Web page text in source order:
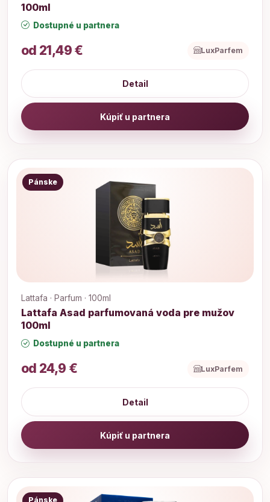
100ml
Dostupné u partnera
od 21,49 € LuxParfem
Detail
Kúpiť u partnera
Pánske
Lattafa · Parfum · 100ml
Lattafa Asad parfumovaná voda pre mužov
100ml
Dostupné u partnera
od 24,9 € LuxParfem
Detail
Kúpiť u partnera